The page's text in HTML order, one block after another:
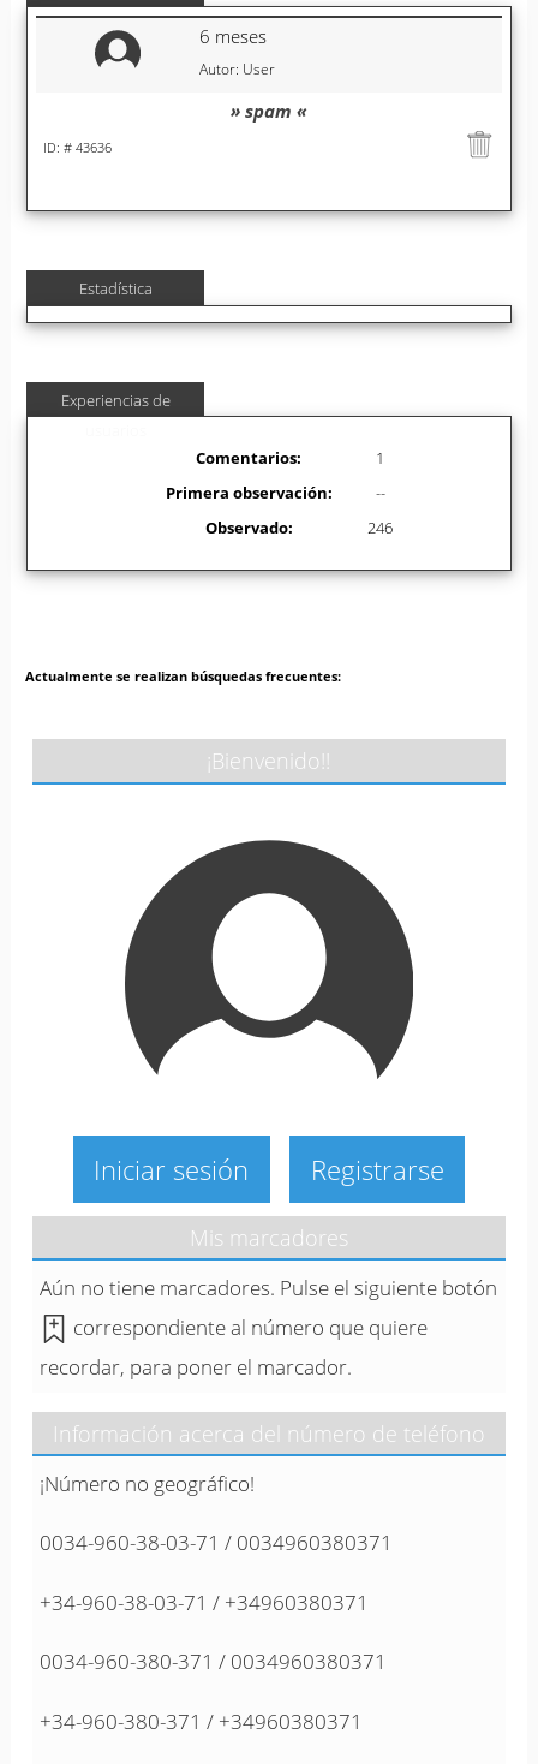
Autor: User
6 meses
ID: # 43636
» spam «
Estadística
Experiencias de
Comentarios:
1
Primera observación:
--
Observado:
246
Actualmente se realizan búsquedas frecuentes:
¡Bienvenido!!
Iniciar sesión Registrarse
Mis marcadores
Aún no tiene marcadores. Pulse el siguiente botón
correspondiente al número que quiere
recordar, para poner el marcador.
Información acerca del número de teléfono
¡Número no geográfico!
0034-960-38-03-71 / 0034960380371
+34-960-38-03-71 / +34960380371
0034-960-380-371 / 0034960380371
+34-960-380-371 / +34960380371